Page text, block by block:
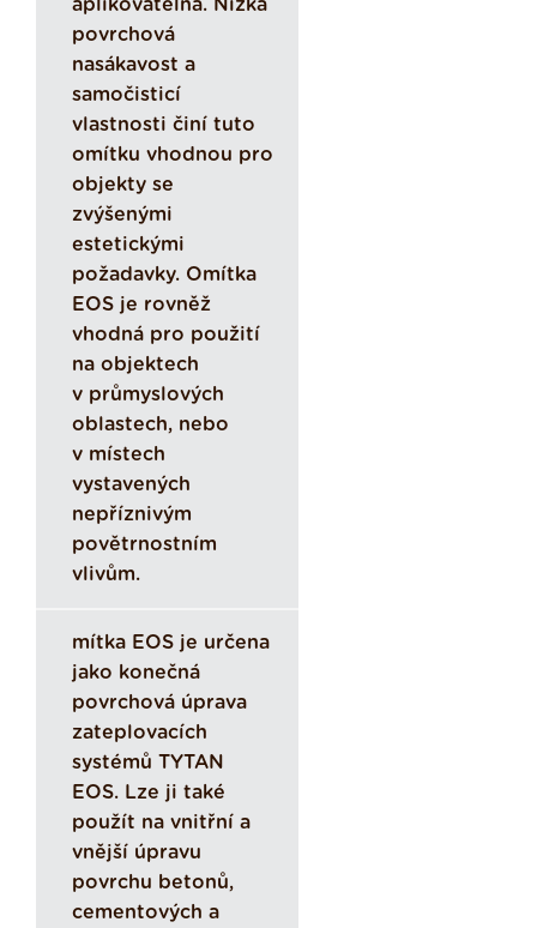
aplikovatelná. Nízká
povrchová
nasákavost a
samočisticí
vlastnosti činí tuto
omítku vhodnou pro
objekty se
zvýšenými
estetickými
požadavky. Omítka
EOS je rovněž
vhodná pro použití
na objektech
v průmyslových
oblastech, nebo
v místech
vystavených
nepříznivým
povětrnostním
vlivům.
mítka EOS je určena
jako konečná
povrchová úprava
zateplovacích
systémů TYTAN
EOS. Lze ji také
použít na vnitřní a
vnější úpravu
povrchu betonů,
cementových a